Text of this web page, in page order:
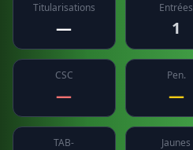
Titularisations
—
Entrées
1
CSC
—
Pen.
—
TAB- Jaunes